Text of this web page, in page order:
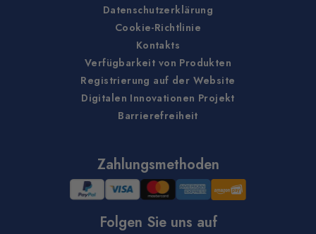
Datenschutzerklärung
Cookie-Richtlinie
Kontakts
Verfügbarkeit von Produkten
Registrierung auf der Website
Digitalen Innovationen Projekt
Barrierefreiheit
Zahlungsmethoden
Folgen Sie uns auf